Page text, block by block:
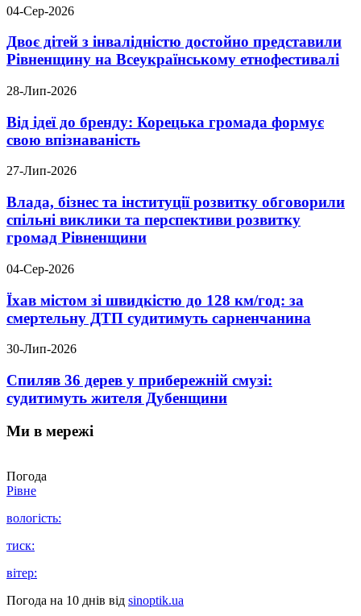
04-Сер-2026
Двоє дітей з інвалідністю достойно представили
Рівненщину на Всеукраїнському етнофестивалі
28-Лип-2026
Від ідеї до бренду: Корецька громада формує
свою впізнаваність
27-Лип-2026
Влада, бізнес та інституції розвитку обговорили
спільні виклики та перспективи розвитку
громад Рівненщини
04-Сер-2026
Їхав містом зі швидкістю до 128 км/год: за
смертельну ДТП судитимуть сарненчанина
30-Лип-2026
Спиляв 36 дерев у прибережній смузі:
судитимуть жителя Дубенщини
Ми в мережі
Погода
Рівне
вологість:
тиск:
вітер:
Погода на 10 днів від sinoptik.ua